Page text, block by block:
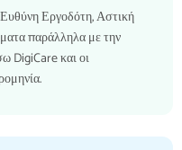
Ευθύνη Εργοδότη, Αστική
παράλληλα με την
DigiCare και οι